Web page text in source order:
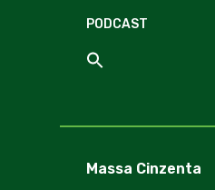
PODCAST
Massa Cinzenta